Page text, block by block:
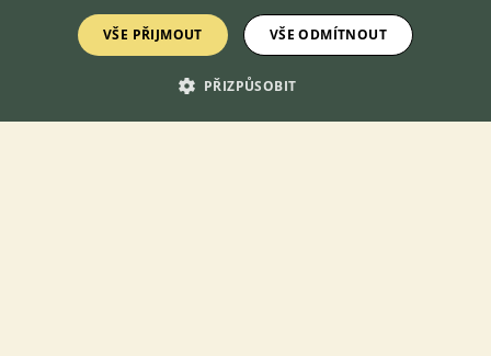
DISKUSE O JORKŠÍRSKÉM TERIÉROVI
VŠE PŘIJMOUT VŠE ODMÍTNOUT
PŘIZPŮSOBIT